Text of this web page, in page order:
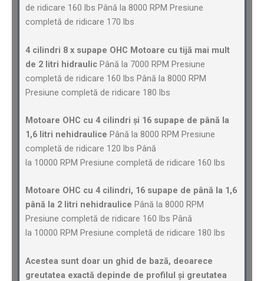
de ridicare 160 lbs Până la 8000 RPM Presiune
completă de ridicare 170 lbs
4 cilindri 8 x supape OHC Motoare cu tijă mai mult
de 2 litri hidraulic Până la 7000 RPM Presiune
completă de ridicare 160 lbs Până la 8000 RPM
Presiune completă de ridicare 180 lbs
Motoare OHC cu 4 cilindri și 16 supape de până la
1,6 litri nehidraulice Până la 8000 RPM Presiune
completă de ridicare 120 lbs Până
la 10000 RPM Presiune completă de ridicare 160 lbs
Motoare OHC cu 4 cilindri, 16 supape de până la 1,6
până la 2 litri nehidraulice Până la 8000 RPM
Presiune completă de ridicare 160 lbs Până
la 10000 RPM Presiune completă de ridicare 180 lbs
Acestea sunt doar un ghid de bază, deoarece
greutatea exactă depinde de profilul și greutatea